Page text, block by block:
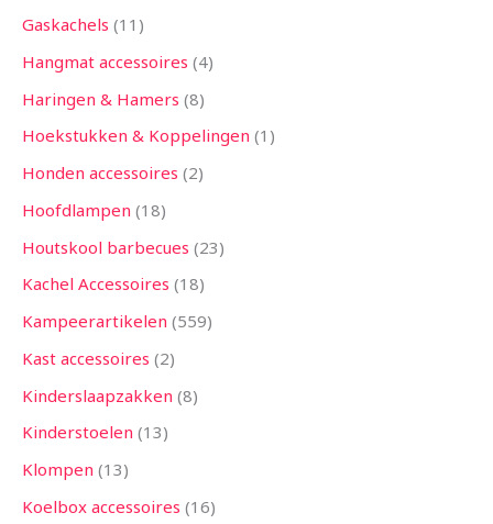
Gaskachels 11
Hangmat accessoires 4
Haringen & Hamers 8
Hoekstukken & Koppelingen 1
Honden accessoires 2
Hoofdlampen 18
Houtskool barbecues 23
Kachel Accessoires 18
Kampeerartikelen 559
Kast accessoires 2
Kinderslaapzakken 8
Kinderstoelen 13
Klompen 13
Koelbox accessoires 16